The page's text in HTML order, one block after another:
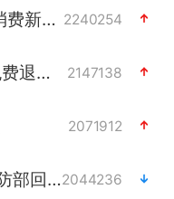
“电影+”如何激发千亿级消费新活力？ 2240254
东航新规：提前14天可免费退改签 2147138
2071912
日本试射“战斧”导弹，国防部回应2044236